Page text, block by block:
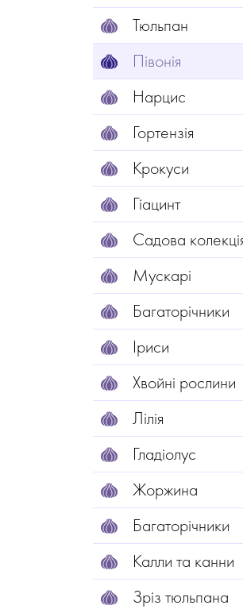
Тюльпан
Півонія
Нарцис
Гортензія
Крокуси
Гіацинт
Садова
Мускарі
Багаторічники
Іриси
Хвойні рослини
Лілія
Гладіолус
Жоржина
Багаторічники
Калли та канни
Зріз тюльпана